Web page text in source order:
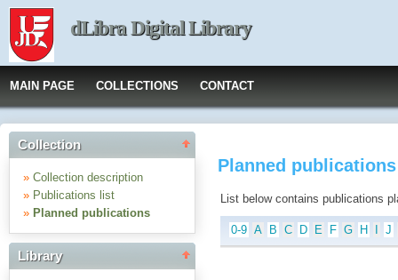
dLibra Digital Library
MAIN PAGE COLLECTIONS CONTACT
Collection
» Collection description
» Publications list
» Planned publications
Library
Planned
List below contains publications
0-9 A B C D E F G H J